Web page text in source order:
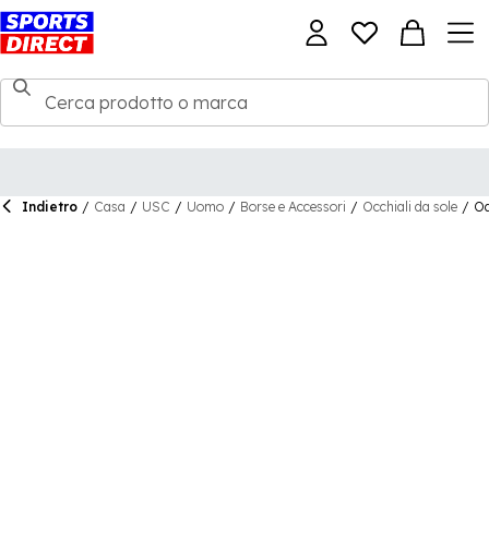
Indietro / Casa / USC / Uomo / Borse e Accessori / Occhiali da sole /